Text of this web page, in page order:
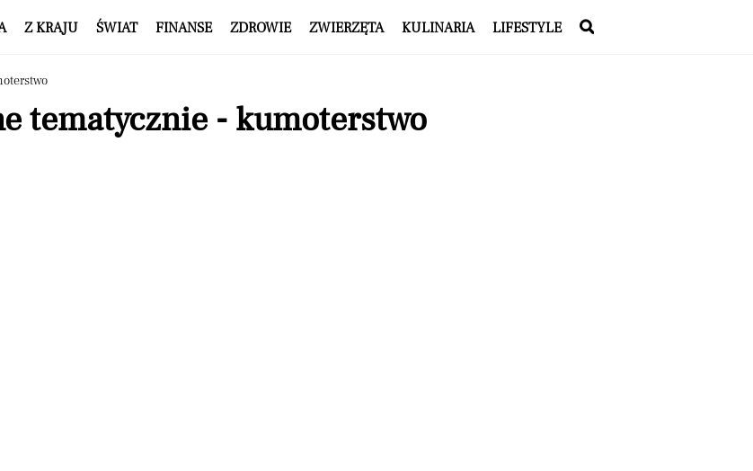
Z KRAJU ŚWIAT FINANSE ZDROWIE ZWIERZĘTA KULINARIA LIFESTYLE
tematycznie - kumoterstwo